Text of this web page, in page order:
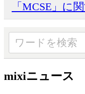
「MCSE」に
mixiニュース